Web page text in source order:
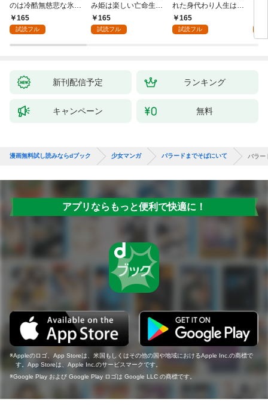
のは冷酷無慈悲な氷の
王子の愛でした１
165
試読フル
み姫は楽しい亡命生活
はじめます！１
165
試読フル
れた身代わり人生は、
今日でやめることにし
ます～辺境で自由を満
165
試読フル
新刊配信予定 ランキング
キャンペーン 無料
漫画無料試し読みならdブック 少女マンガ バラードまでそばにいて バラー
アプリならもっと便利で快適に！
Appleのロゴ、App Storeは、米国もしくはその他の国や地域におけるApple Inc.の商標で
す。App Storeは、Apple Inc.のサービスマークです。
Google Play および Google Play ロゴは Google LLC の商標です。